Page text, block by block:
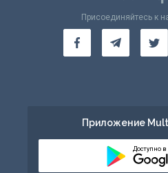
Присоединяйтесь к
Приложение
Доступно в